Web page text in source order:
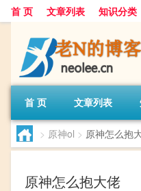
首 页 文章列表 知识分类
首 页 文章列表
> 原神ol > 原神怎么抱
原神怎么抱大佬